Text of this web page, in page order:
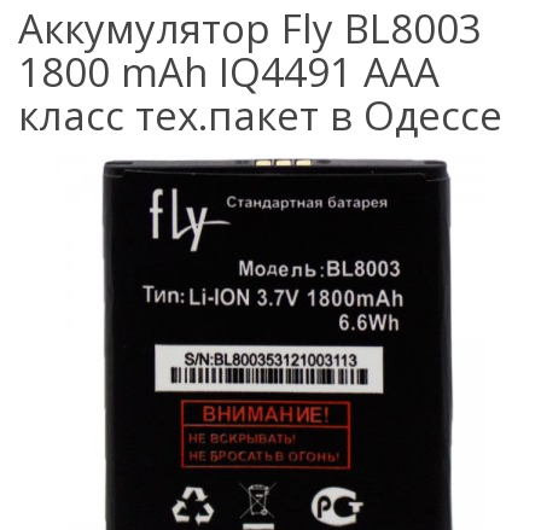
Аккумулятор Fly BL8003
1800 mAh IQ4491 AAA
класс тех.пакет в Одессе